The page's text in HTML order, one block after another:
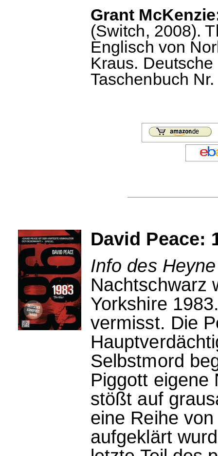
Grant
(Switch, 2008).
Englisch von
Kraus.
Taschenbuch
David Peace:
Info des
Nachtschwarz
Yorkshire
vermisst. Die
Selbstmord
Piggott eigene
stößt auf
eine Reihe
aufgeklärt